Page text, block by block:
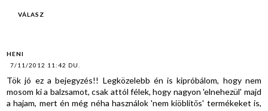
VÁLASZ
HENI
7/11/2012 11:42 DU.
Tök jó ez a bejegyzés!! Legközelebb én is kipróbálom, hogy nem
mosom ki a balzsamot, csak attól félek, hogy nagyon 'elnehezül' majd
a hajam, mert én még néha használok 'nem kiöblítős' termékeket is,